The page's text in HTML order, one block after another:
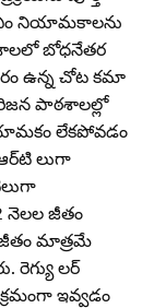
నియామకాలను
బోధనేతర
ఉన్న చోట కమా
పాఠశాలల్లో
లేకపోవడం
లుగా
నెలల జీతం
జీతం మాత్రమే
రెగ్యు లర్‌
ఇవ్వడం